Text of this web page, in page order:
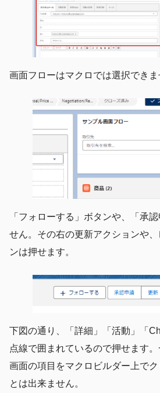
画面フローはマクロでは選択できま
「フォローする」ボタンや、「承
せん。その右の更新アクションや
ンは押せます。
下図の通り、「詳細」「活動」「
点線で囲まれているので押せます
画面の項目をマクロビルダー上で
とは出来ません。